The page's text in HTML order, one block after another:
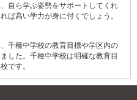
自ら学ぶ姿勢をサポートしてくれ
ば高い学力が身に付くでしょう。
千種中学校の教育目標や学区内の
した。千種中学校は明確な教育目
です。